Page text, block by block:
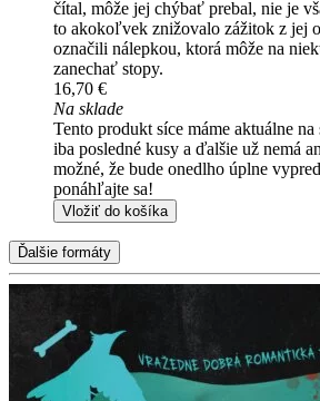
čítal, môže jej chýbať prebal, nie je
to akokoľvek znižovalo zážitok z jej
označili nálepkou, ktorá môže na
zanechať stopy.
16,70 €
Na sklade
Tento produkt síce máme aktuálne
iba posledné kusy a ďalšie už nemá
možné, že bude onedlho úplne
ponáhľajte sa!
Vložiť do košíka
Ďalšie formáty